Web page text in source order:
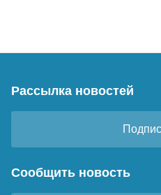
Рассылка новостей
Сообщить новость